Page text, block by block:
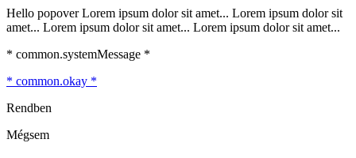
Hello popover Lorem ipsum dolor sit amet... Lorem ipsum dolor sit
amet... Lorem ipsum dolor sit amet... Lorem ipsum dolor sit amet...
* common.systemMessage *
* common.okay *
Rendben
Mégsem